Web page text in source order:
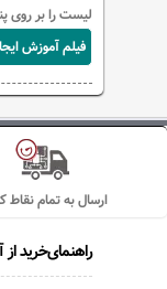
لیست را بر روی
فیلم آموزش
ارسال به تمام نقاط
راهنمای‌خرید